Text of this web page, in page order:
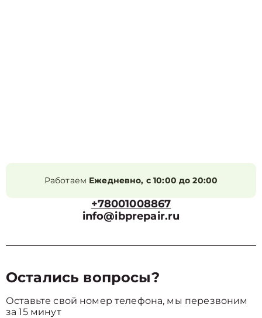
Работаем Ежедневно, с 10:00 до 20:00
+78001008867
info@ibprepair.ru
Остались вопросы?
Оставьте свой номер телефона, мы перезвоним
за 15 минут